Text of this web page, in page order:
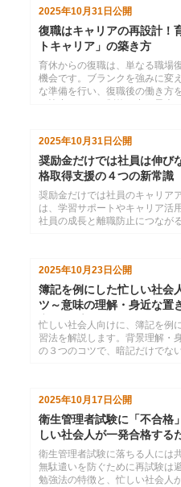
2025年10月31日 公開
復職はキャリアの再設計！
トキャリア」の築き方
育休からの復職は、単なる職場
機会です。ブランクを強みに変
な準備を行い、復職後の働き方
2025年10月31日公開
奨励金だけでは社員は伸び
格取得支援の４つの新常識
奨励金だけでは社員のキャリア
は、学習サポートやキャリア活
社員の成長と離職防止につなが
2025年10月23日 公開
簿記を例にした忙しい社会
ツ～意味の理解・身近な置
率アップ
忙しい社会人向けに、簿記を例
習法を解説します。背景理解・
の３つのコツで、暗記だけでな
2025年10月17日 公開
衛生管理者試験に「不合格
しい社会人が一発合格する
衛生管理者試験に落ちる人には
無駄遣いを防ぐために再試験は
勉強法の特徴と、忙しい社会人